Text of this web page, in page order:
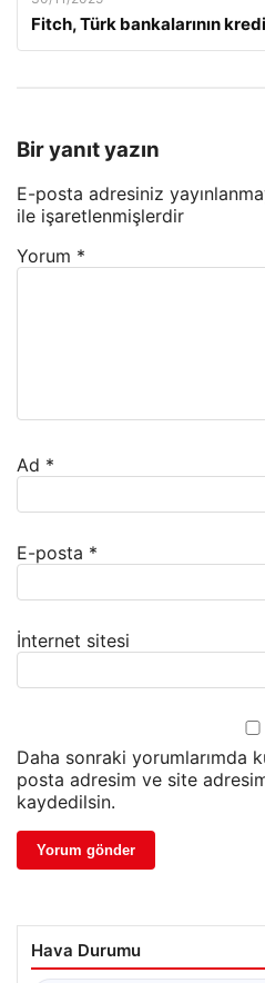
Fitch, Türk bankalarının kredi
Bir yanıt yazın
E-posta adresiniz
ile işaretlenmişlerdir
Yorum *
Ad *
E-posta *
İnternet sitesi
Daha sonraki yorumlarımda
posta adresim ve site
kaydedilsin.
Hava Durumu